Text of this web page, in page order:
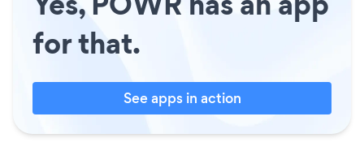
for that.
See apps in action